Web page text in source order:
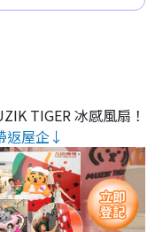
TIGER 冰感風扇！
返屋企↓